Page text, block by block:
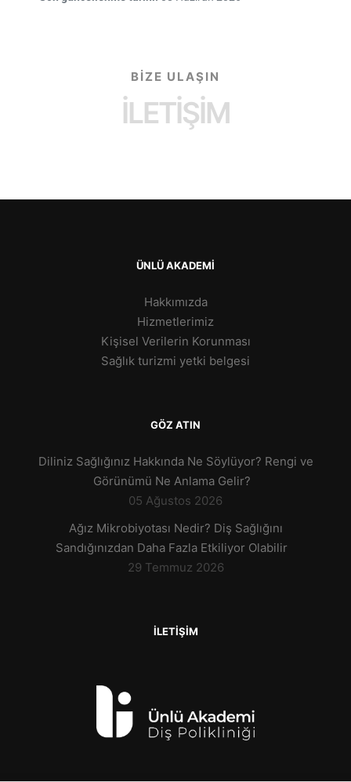
BİZE ULAŞIN
İLETİŞİM
ÜNLÜ AKADEMİ
Hakkımızda
Hizmetlerimiz
Kişisel Verilerin Korunması
Sağlık turizmi yetki belgesi
GÖZ ATIN
Diliniz Sağlığınız Hakkında Ne Söylüyor? Rengi ve
Görünümü Ne Anlama Gelir?
05 Ağustos 2026
Ağız Mikrobiyotası Nedir? Diş Sağlığını
Sandığınızdan Daha Fazla Etkiliyor Olabilir
29 Temmuz 2026
İLETİŞİM